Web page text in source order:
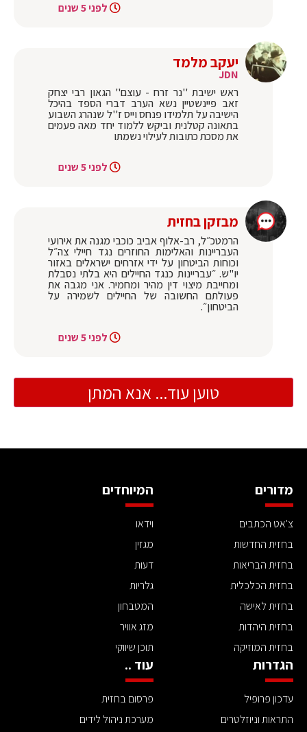
לפני 5 שנים
יעקב מלמד
JDN
ראש ישיבת ''נר זרח - עוצם'' הגאון רבי יצחק
זאב פיינשטיין נשא הערב דברי הספד בהיכל
הישיבה על תלמידו פנחס וייס ז''ל שנהרג השבוע
בתאונה קטלנית וביקש ללמוד יחד מאה פעמים
את מסכת כתובות לעילוי נשמתו
לפני 5 שנים
מבזקן בחזית
הרמטכ״ל, רב-אלוף אביב כוכבי מגנה את אירועי
העבריינות והאלימות החוזרים נגד חיילי צה״ל
וכוחות הביטחון על ידי אזרחים ישראלים באזור
יו"ש. ״עבריינות כנגד החיילים היא בלתי נסבלת
ומחייבת מיצוי דין מהיר ומחמיר. אני מגבה את
פעולתם החשובה של החיילים לשמירה על
הביטחון״.
לפני 5 שנים
טוען עוד... אנא המתן
מדורים
צ'אט הכתבים
בחזית החדשות
בחזית הבריאות
בחזית הכלכלית
בחזית לאישה
בחזית היהדות
בחזית המוזיקה
המיוחדים
וידאו
מגזין
דעות
גלריות
המטבחון
מזג אוויר
תוכן שיווקי
הגדרות
עדכון פרופיל
התראות וניוזלטרים
עוד ..
פרסום בחזית
מערכת ניהול לידים